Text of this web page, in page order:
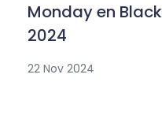
Monday en
2024
22 Nov 2024